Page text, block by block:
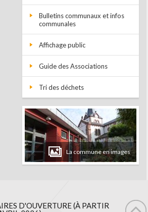
Bulletins communaux et infos
communales
Affichage public
Guide des Associations
Tri des déchets
La commune en images
D'OUVERTURE (À PARTIR